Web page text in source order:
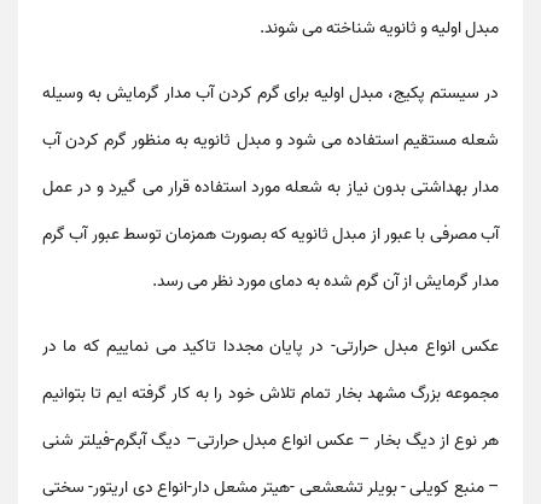
مبدل اولیه و ثانویه شناخته می شوند.
در سیستم پکیج، مبدل اولیه برای گرم کردن آب مدار گرمایش به وسیله
شعله مستقیم استفاده می شود و مبدل ثانویه به منظور گرم کردن آب
مدار بهداشتی بدون نیاز به شعله مورد استفاده قرار می گیرد و در عمل
آب مصرفی با عبور از مبدل ثانویه که بصورت همزمان توسط عبور آب گرم
مدار گرمایش از آن گرم شده به دمای مورد نظر می رسد.
عکس انواع مبدل حرارتی- در پایان مجددا تاکید می نماییم که ما در
مجموعه بزرگ مشهد بخار تمام تلاش خود را به کار گرفته ایم تا بتوانیم
هر نوع از دیگ بخار – عکس انواع مبدل حرارتی– دیگ آبگرم-فیلتر شنی
– منبع کویلی - بویلر تشعشعی -هیتر مشعل دار-انواع دی اریتور- سختی